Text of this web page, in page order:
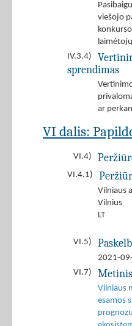
viešojo
IV.3.4)
sprendimas
ar
VI dalis:
VI.4)
VI.4.1)
Vilniaus
Vilnius
LT
VI.5)
2021-
VI.7)
Vilniaus
esamos